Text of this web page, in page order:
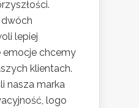
dwóch
lepiej
emocje chcemy
klientach.
nasza marka
logo